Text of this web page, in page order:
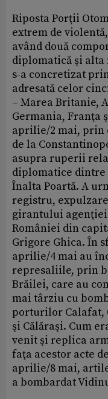
Riposta Porţii
extrem de
având două
diplomatică şi
s-a concretizat
adresată celor
– Marea Britanie,
Germania, Franţa
aprilie/2 mai, prin
de la
asupra ruperii
diplomatice dintre
Înalta Poartă. A
registru,
girantului
României din
Grigore Ghica. În
aprilie/4 mai au
represaliile, prin
Brăilei, care au
mai târziu cu
porturilor Calafat,
şi Călăraşi. Cum
venit şi replica
faţa acestor acte
aprilie/8 mai,
a bombardat